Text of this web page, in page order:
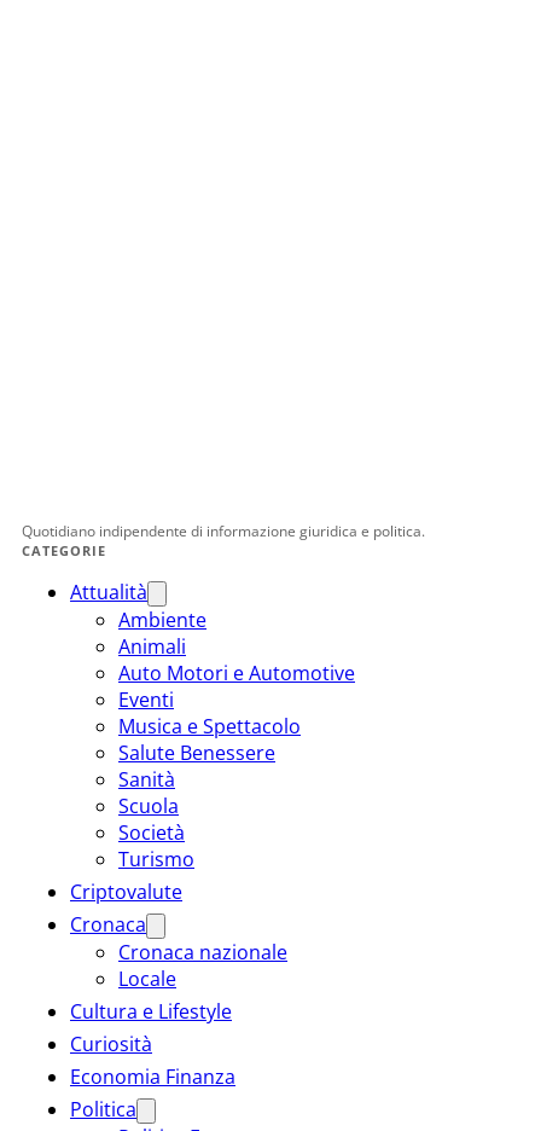
Quotidiano indipendente di informazione giuridica e politica.
CATEGORIE
Attualità
Ambiente
Animali
Auto Motori e Automotive
Eventi
Musica e Spettacolo
Salute Benessere
Sanità
Scuola
Società
Turismo
Criptovalute
Cronaca
Cronaca nazionale
Locale
Cultura e Lifestyle
Curiosità
Economia Finanza
Politica